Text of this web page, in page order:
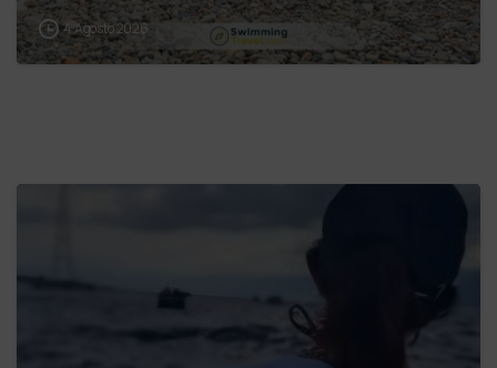
4 Agosto 2026